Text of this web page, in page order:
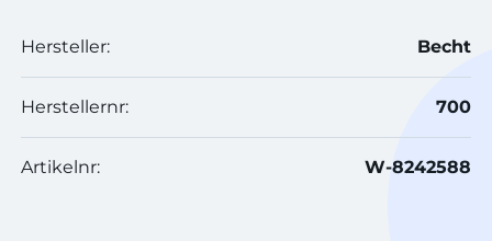
Hersteller: Becht
Herstellernr: 700
Artikelnr: W-8242588